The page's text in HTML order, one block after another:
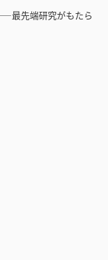
最先端研究がもたら